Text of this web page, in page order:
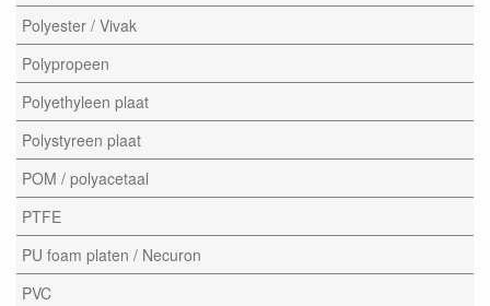
Polyester / Vivak
Polypropeen
Polyethyleen plaat
Polystyreen plaat
POM / polyacetaal
PTFE
PU foam platen / Necuron
PVC